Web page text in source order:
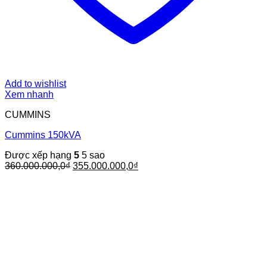
Add to wishlist
Xem nhanh
CUMMINS
Cummins 150kVA
Được xếp hạng 5 5 sao
360.000.000,0₫ Giá
355.000.000,0₫